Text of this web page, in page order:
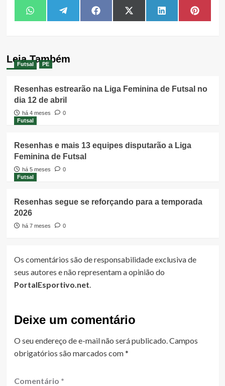
Share
on
WhatsAppShare
on
TelegramShare
on
FacebookShare
on
X
(Twitter)
Share
on
LinkedIn Share
on
Leia Também
Futsal PE
Resenhas estrearão na Liga Feminina de Futsal no
dia 12 de abril
há 4 meses
0
Futsal
Resenhas e mais 13 equipes disputarão a Liga
Feminina de Futsal
há 5 meses
0
Futsal
Resenhas segue se reforçando para a temporada
2026
há 7 meses 0
Os comentários são de responsabilidade exclusiva de
seus autores e não representam a opinião do
PortalEsportivo.net
Deixe um comentário
O seu endereço de e-mail não será publicado. Campos
obrigatórios são marcados com*
Comentário *